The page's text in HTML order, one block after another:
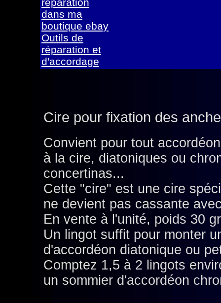
dans ma
boutique ebay
Outils de
réparation et
d'accordage
Cire pour fixation des
Convient pour tout
à la cire, diatoniques ou
concertinas...
Cette "cire" est une cire
ne devient pas cassante
En vente à l'unité, poids 30
Un lingot suffit pour monter
d'accordéon diatonique ou
Comptez 1,5 à 2 lingots
un sommier d'accordéon